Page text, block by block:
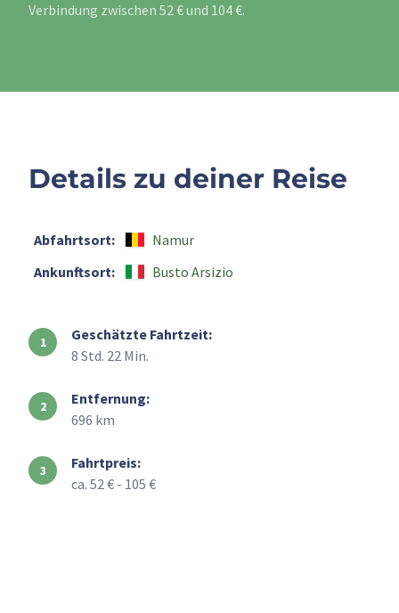
Verbindung zwischen 52 € und 104 €.
Details zu deiner Reise
Abfahrtsort:
Namur
Ankunftsort:
Busto Arsizio
Geschätzte Fahrtzeit:
8 Std. 22 Min.
Entfernung:
696 km
Fahrtpreis:
ca. 52 € - 105 €